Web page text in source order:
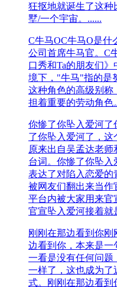
狂抠地就诞生了这种
墅/一个宇宙。......
‌C牛马OC牛马O是什
公司首席牛马官。‌‌C
口秀和Ta的朋友们
境下，"牛马"指的是
这种角色的高级别称
担着重要的劳动角色
你惨了你坠入爱河了
了你坠入爱河了，这
原来出自吴孟达老师
台词。你惨了你坠入
表达了对陷入恋爱的
被网友们翻出来当作
平台内被大家用来官
官宣坠入爱河接着就
刚刚在那边看到你刚
边看到你，本来是一
一看是没有任何问题
一样了，这也成为了
式。刚刚在那边看到